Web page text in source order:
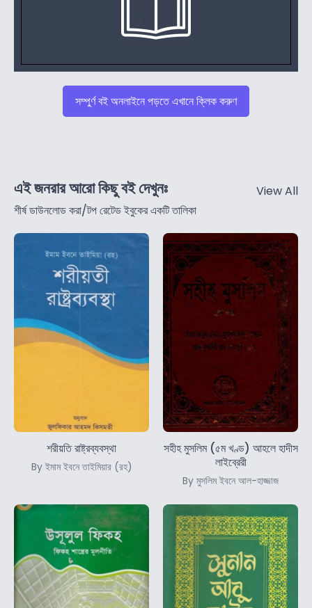
সম্পুর্ণ বই অনলাইনে পড়তে এখানে ক্লিক করুণ
এই জনরার আরো কিছু বই দেখুনঃ
শীর্ষ ডাউনলোড করা/টপ রেটেড ইবুকের একটি তালিকা
View All
শরীয়তি রাষ্ট্রব্যবস্থা
By ইমাম ইবনে তাইমিয়ার (রহ)
সহীহ মুসলিম (৫ম খণ্ড) আহলে হাদীস
লাইব্রেরী
By মুসলিম ইবনে আল-হাজ্জাজ